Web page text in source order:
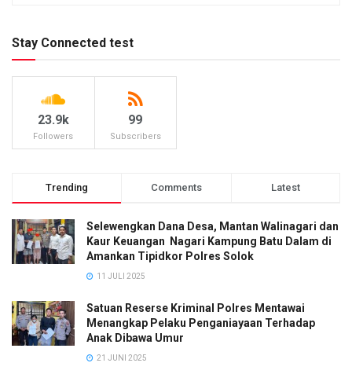
Stay Connected test
23.9k
Followers
99
Subscribers
Trending Comments Latest
Selewengkan Dana Desa, Mantan Walinagari dan
Kaur Keuangan Nagari Kampung Batu Dalam di
Amankan Tipidkor Polres Solok
11 JULI 2025
Satuan Reserse Kriminal Polres Mentawai
Menangkap Pelaku Penganiayaan Terhadap
Anak Dibawa Umur
21 JUNI 2025